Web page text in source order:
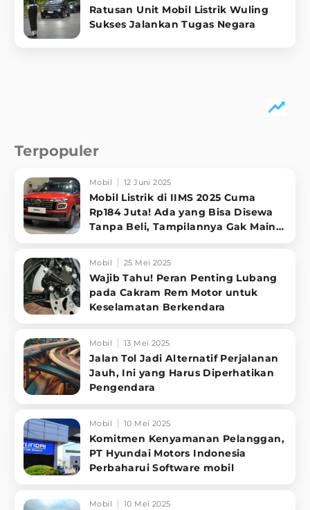
Ratusan Unit Mobil Listrik Wuling
Sukses Jalankan Tugas Negara
Terpopuler
Mobil 12 Juni 2025
Mobil Listrik di IIMS 2025 Cuma
Rp184 Juta! Ada yang Bisa Disewa
Tanpa Beli, Tampilannya Gak Main-
Mobil 25 Mei 2025
Wajib Tahu! Peran Penting Lubang
pada Cakram Rem Motor untuk
Keselamatan Berkendara
Mobil 13 Mei 2025
Jalan Tol Jadi Alternatif Perjalanan
Jauh, Ini yang Harus Diperhatikan
Pengendara
Mobil 10 Mei 2025
Komitmen Kenyamanan Pelanggan,
PT Hyundai Motors Indonesia
Perbaharui Software mobil
Mobil 10 Mei 2025